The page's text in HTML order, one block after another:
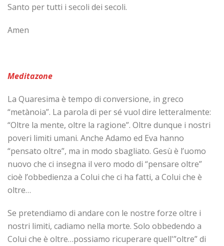
Santo per tutti i secoli dei secoli.
Amen
Meditazone
La Quaresima è tempo di conversione, in greco
“metànoia”. La parola di per sé vuol dire letteralmente:
“Oltre la mente, oltre la ragione”. Oltre dunque i nostri
poveri limiti umani. Anche Adamo ed Eva hanno
“pensato oltre”, ma in modo sbagliato. Gesù è l’uomo
nuovo che ci insegna il vero modo di “pensare oltre”
cioè l’obbedienza a Colui che ci ha fatti, a Colui che è
oltre…
Se pretendiamo di andare con le nostre forze oltre i
nostri limiti, cadiamo nella morte. Solo obbedendo a
Colui che è oltre…possiamo ricuperare quell'”oltre” di